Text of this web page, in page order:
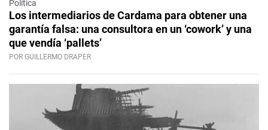
Política
Los intermediarios de Cardama para obtener una
garantía falsa: una consultora en un ‘cowork’ y una
que vendía ‘pallets’
POR GUILLERMO DRAPER